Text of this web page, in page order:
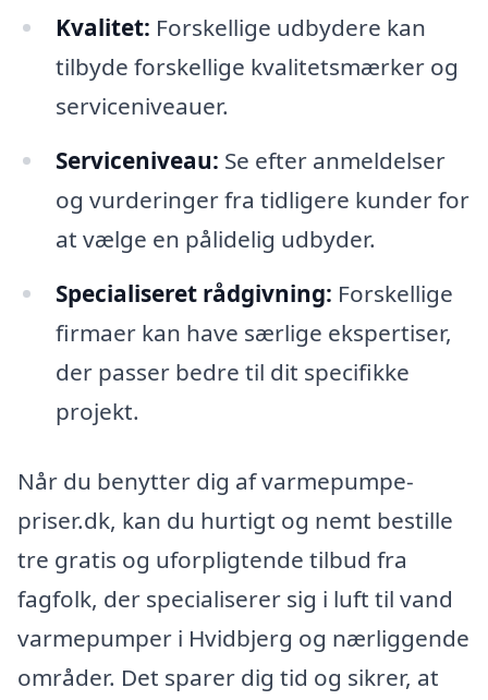
Kvalitet: Forskellige udbydere kan
tilbyde forskellige kvalitetsmærker og
serviceniveauer.
Serviceniveau: Se efter anmeldelser
og vurderinger fra tidligere kunder for
at vælge en pålidelig udbyder.
Specialiseret rådgivning: Forskellige
firmaer kan have særlige ekspertiser,
der passer bedre til dit specifikke
projekt.
Når du benytter dig af varmepumpe-
priser.dk, kan du hurtigt og nemt bestille
tre gratis og uforpligtende tilbud fra
fagfolk, der specialiserer sig i luft til vand
varmepumper i Hvidbjerg og nærliggende
områder. Det sparer dig tid og sikrer, at